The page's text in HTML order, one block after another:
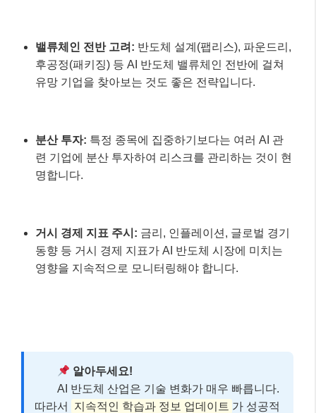
밸류체인 전반 고려: 반도체 설계(팹리스), 파운드리,
후공정(패키징) 등 AI 반도체 밸류체인 전반에 걸쳐
유망 기업을 찾아보는 것도 좋은 전략입니다.
분산 투자: 특정 종목에 집중하기보다는 여러 AI 관
련 기업에 분산 투자하여 리스크를 관리하는 것이 현
명합니다.
거시 경제 지표 주시: 금리, 인플레이션, 글로벌 경기
동향 등 거시 경제 지표가 AI 반도체 시장에 미치는
영향을 지속적으로 모니터링해야 합니다.
알아두세요!
AI 반도체 산업은 기술 변화가 매우 빠릅니다.
따라서
지속적인 학습과 정보 업데이트 가 성공적